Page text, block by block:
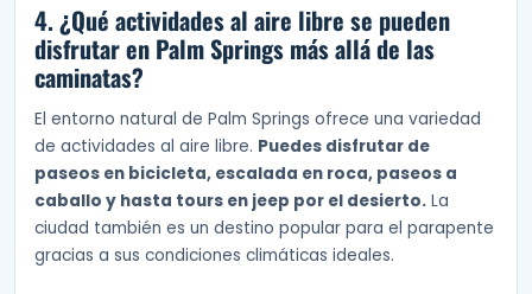
4. ¿Qué actividades al aire libre se pueden
disfrutar en Palm Springs más allá de las
caminatas?
El entorno natural de Palm Springs ofrece una variedad
de actividades al aire libre. Puedes disfrutar de
paseos en bicicleta, escalada en roca, paseos a
caballo y hasta tours en jeep por el desierto. La
ciudad también es un destino popular para el parapente
gracias a sus condiciones climáticas ideales.